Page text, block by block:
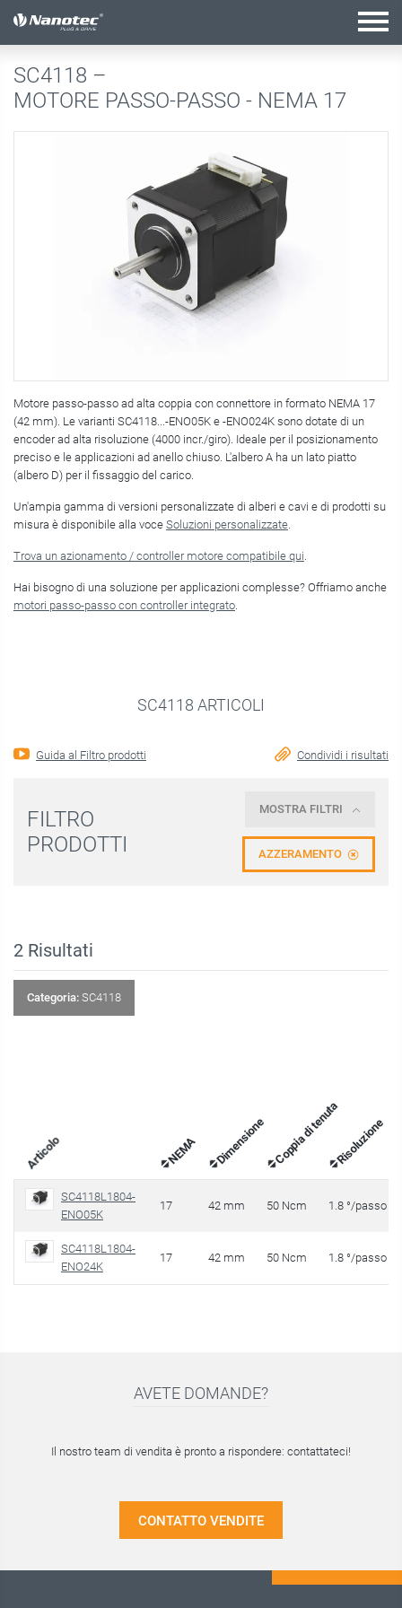
configurazione attiva
SC4118 –
MOTORE PASSO-PASSO - NEMA 17
Motore passo-passo ad alta coppia con connettore in formato NEMA 17
(42 mm). Le varianti SC4118...-ENO05K e -ENO024K sono dotate di un
encoder ad alta risoluzione (4000 incr./giro). Ideale per il posizionamento
preciso e le applicazioni ad anello chiuso. L'albero A ha un lato piatto
(albero D) per il fissaggio del carico.
Un'ampia gamma di versioni personalizzate di alberi e cavi e di prodotti su
misura è disponibile alla voce Soluzioni personalizzate.
Trova un azionamento / controller motore compatibile qui.
Hai bisogno di una soluzione per applicazioni complesse? Offriamo anche
motori passo-passo con controller integrato.
SC4118 ARTICOLI
Guida al Filtro prodotti Condividi i risultati
FILTRO
PRODOTTI
MOSTRA FILTRI
AZZERAMENTO
2 Risultati
Categoria: SC4118
Articolo NEMA Dimensione Coppia di tenutaRisoluzione
SC4118L1804-
ENO05K
17 42 mm 50 Ncm 1.8 °/passo
SC4118L1804-
ENO24K
17 42 mm 50 Ncm 1.8 °/passo
AVETE DOMANDE?
Il nostro team di vendita è pronto a rispondere: contattateci!
CONTATTO VENDITE